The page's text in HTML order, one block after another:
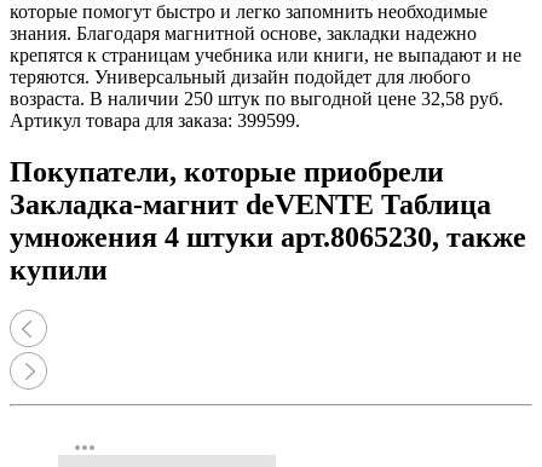
которые помогут быстро и легко запомнить необходимые
знания. Благодаря магнитной основе, закладки надежно
крепятся к страницам учебника или книги, не выпадают и не
теряются. Универсальный дизайн подойдет для любого
возраста. В наличии 250 штук по выгодной цене 32,58 руб.
Артикул товара для заказа: 399599.
Покупатели, которые приобрели
Закладка-магнит deVENTE Таблица
умножения 4 штуки арт.8065230, также
купили
more_horiz